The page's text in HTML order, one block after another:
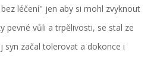
léčení" jen aby si mohl zvyknout
pevné vůli a trpělivosti, se stal ze
syn začal tolerovat a dokonce i